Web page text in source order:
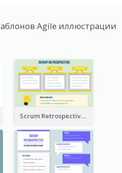
Agile иллюстрации
Scrum Retrospective Meeting Questions